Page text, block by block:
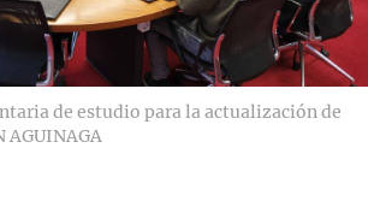
de estudio para la actualización de
AGUINAGA